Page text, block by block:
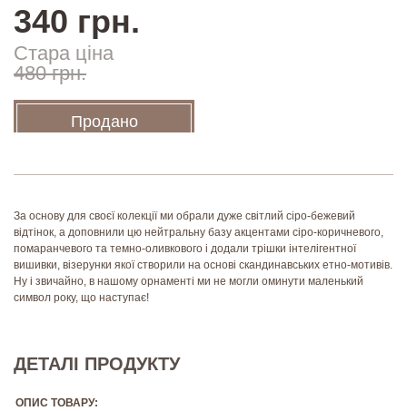
340 грн.
Стара ціна
480 грн.
Продано
За основу для своєї колекції ми обрали дуже світлий сіро-бежевий
відтінок, а доповнили цю нейтральну базу акцентами сіро-коричневого,
помаранчевого та темно-оливкового і додали трішки інтелігентної
вишивки, візерунки якої створили на основі скандинавських етно-мотивів.
Ну і звичайно, в нашому орнаменті ми не могли оминути маленький
символ року, що наступає!
ДЕТАЛІ ПРОДУКТУ
ОПИС ТОВАРУ: